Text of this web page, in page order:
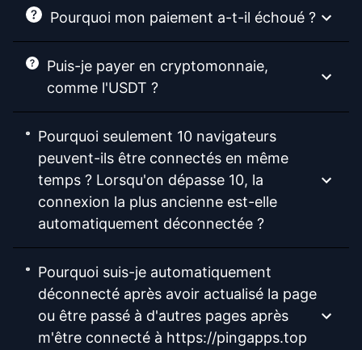
Pourquoi mon paiement a-t-il échoué ?
Puis-je payer en cryptomonnaie,
comme l'USDT ?
Pourquoi seulement 10 navigateurs
peuvent-ils être connectés en même
temps ? Lorsqu'on dépasse 10, la
connexion la plus ancienne est-elle
automatiquement déconnectée ?
Pourquoi suis-je automatiquement
déconnecté après avoir actualisé la page
ou être passé à d'autres pages après
m'être connecté à https://pingapps.top